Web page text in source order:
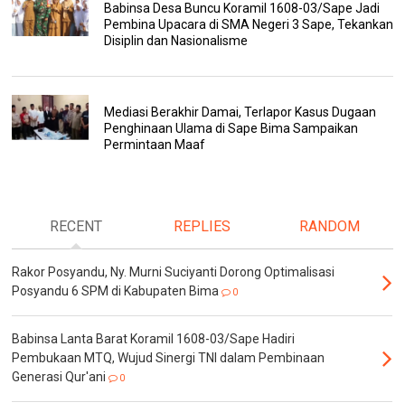
Babinsa Desa Buncu Koramil 1608-03/Sape Jadi
Pembina Upacara di SMA Negeri 3 Sape, Tekankan
Disiplin dan Nasionalisme
Mediasi Berakhir Damai, Terlapor Kasus Dugaan
Penghinaan Ulama di Sape Bima Sampaikan
Permintaan Maaf
RECENT REPLIES RANDOM
Rakor Posyandu, Ny. Murni Suciyanti Dorong Optimalisasi
Posyandu 6 SPM di Kabupaten Bima
0
Babinsa Lanta Barat Koramil 1608-03/Sape Hadiri
Pembukaan MTQ, Wujud Sinergi TNI dalam Pembinaan
Generasi Qur'ani
0